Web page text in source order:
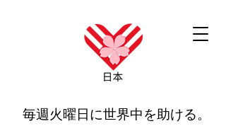
毎週火曜日に世界中を助ける。